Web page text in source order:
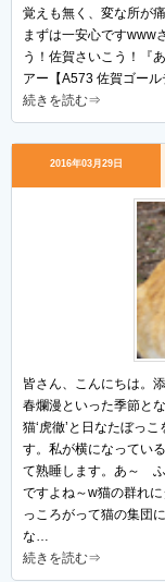
覚えも無く、変な所が
まずは一安心ですwww
う！佐賀さいこう！『
アー【A573 佐賀ゴー
続きを読む⇒
2016年03月29日
皆さん、こんにちは。
春爛漫といった季節と
猫‘虎徹’と日なたぼっ
す。私が横になってい
て熟睡します。あ～ ふ
ですよね～w猫の群れ
っころがって猫の集団
な…
続きを読む⇒